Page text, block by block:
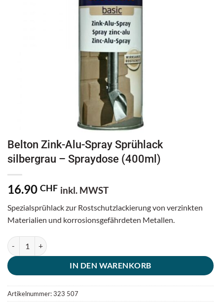
Belton Zink-Alu-Spray Sprühlack
silbergrau – Spraydose (400ml)
16.90 CHF inkl. MWST
Spezialsprühlack zur Rostschutzlackierung von verzinkten
Materialien und korrosionsgefährdeten Metallen.
Belton Zink-Alu-Spray Sprühlack silbergrau - Spraydose (400ml)
IN DEN WARENKORB
Artikelnummer:323 507